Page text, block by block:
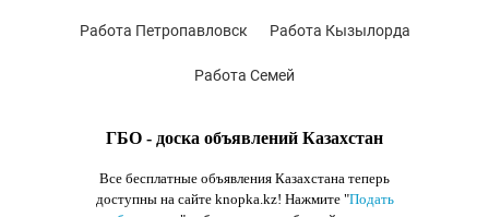
ГБО - доска объявлений Казахстан
Все бесплатные объявления Казахстана теперь
доступны на сайте knopka.kz! Нажмите "Подать
Работа Петропавловск Работа Кызылорда
Работа Семей